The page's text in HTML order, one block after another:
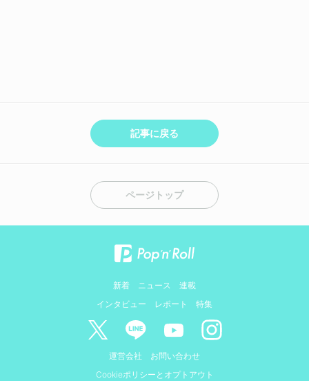
記事に戻る
ページトップ
新着 ニュース
連載
インタビュー
レポート 特集
運営会社
お問い合わせ
Cookieポリシーとオプトアウト